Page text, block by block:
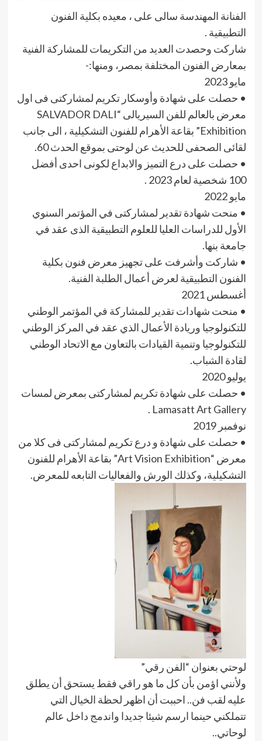
الفنانة المهندسة سالى على ، معيده بكلية الفنون
التطبيقية .
شاركت وحصدت العديد من التكريمات للمشاركة الفنية
بمعارض الفنون المختلفة بمصر، ومنها:-
مايو 2023
• حصلت على شهادة وأوسكار تكريم لمشاركتى فى اول
معرض بالعالم للفن السيريالى “SALVADOR DALI
Exhibition” بقاعة الأهرام للفنون التشكيلية ، الى جانب
لقائى الصحفى للحديث عن لوحتى بموقع الحدث 60.
• حصلت على درع التميز والابداع لكونى احدى أفضل
100 شخصية لعام 2023 .
مايو 2022
• منحت شهادة تقدير لمشاركتى في المؤتمر السنوي
الأول للدراسات العليا للعلوم التطبيقية الذى عقد في
جامعة بنها.
• شاركت وأشرفت على تجهيز معرض فنون بكلية
الفنون التطبيقية لعرض أعمال الطلبة الفنية.
أغسطس 2021
• منحت شهادات تقدير للمشاركة في المؤتمر الوطني
للتكنولوجيا وريادة الأعمال الذي عقد في المركز الوطني
للتكنولوجيا وتنمية القيادات بالتعاون مع الاتحاد الوطني
لقادة الشباب.
يوليو 2020
• حصلت على شهادة تكريم لمشاركتى بمعرض لمسات
Lamasatt Art Gallery .
نوفمبر 2019
• حصلت على شهادة و درع تكريم لمشاركتى فى كلا من
معرض “Art Vision Exhibition” بقاعة الأهرام للفنون
التشكيلية، وكذلك الورش والفعاليات التابعه للمعرض.
لوحتي بعنوان “الفن رقي”
ولأنني اؤمن بأن كل ما هو راقي فقط يستحق أن يطلق
عليه لقب فن.. احببت أن اظهر لحظة الخيال التي
تتملكني حينما ارسم شيئا جديدا واندمج داخل عالم
لوحاتي..